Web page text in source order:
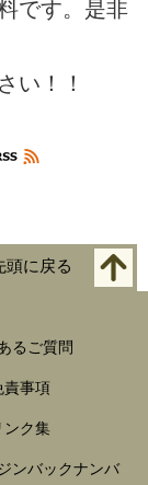
です。是非
い！！
頭に戻る
るご質問
責事項
ンク集
ンバックナンバ